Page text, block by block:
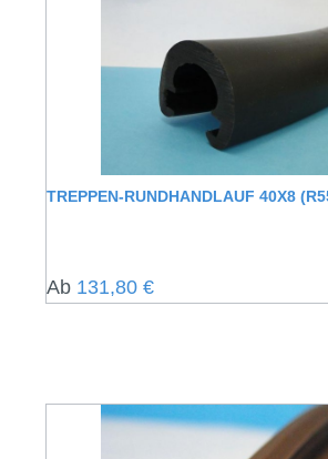
TREPPEN-RUNDHANDLAUF 40X8
Regulärer Preis:
Ab 131,80 €